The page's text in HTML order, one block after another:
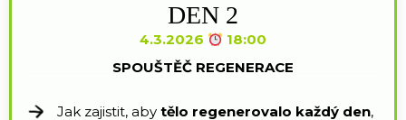
DEN 2
4.3.2026
18:00
SPOUŠTĚČ REGENERACE
Jak zajistit, aby tělo regenerovalo každý den,